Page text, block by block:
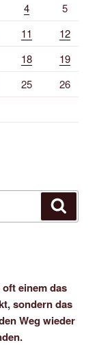
4
5
11
12
18
19
25
26
einem das
sondern das
Weg wieder